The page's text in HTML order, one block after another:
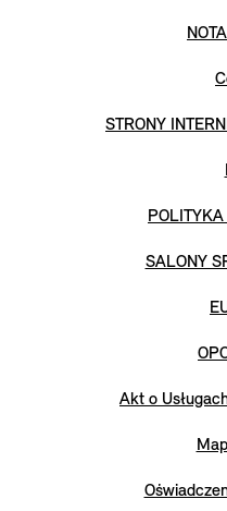
STRONY
POLITYKA
SALONY
Akt o